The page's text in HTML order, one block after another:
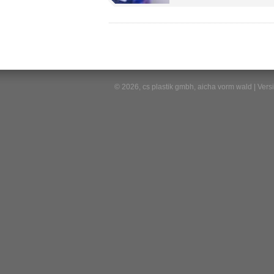
© 2026, cs plastik gmbh, aicha vorm wald |